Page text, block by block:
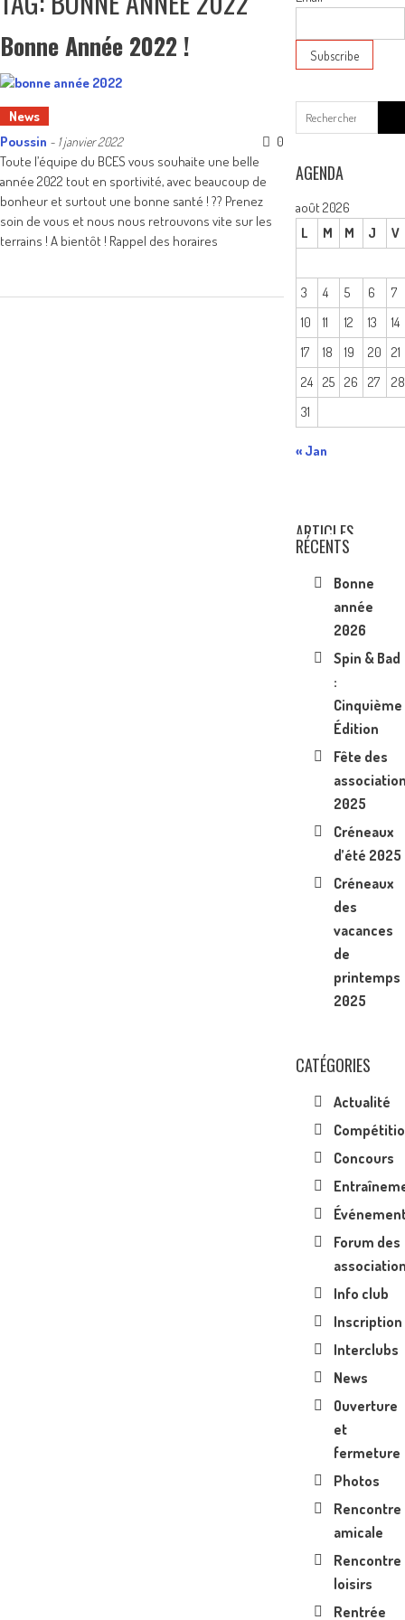
Bonne Année 2022 !
News
Poussin - 1 janvier 2022
0
Toute l’équipe du BCES vous souhaite une belle
année 2022 tout en sportivité, avec beaucoup de
bonheur et surtout une bonne santé ! ?? Prenez
soin de vous et nous nous retrouvons vite sur les
terrains ! A bientôt ! Rappel des horaires
for:
AGENDA
août 2026
L
M M J V
3 4 5 6
7
10
11 12 13
14
17
18 19 20
21
24 25 26 27
28
31
« Jan
ARTICLES
RÉCENTS
Bonne
année
2026
Spin & Bad
:
Cinquième
Édition
Fête des
2025
Créneaux
d’été 2025
Créneaux
des
vacances
de
printemps
2025
CATÉGORIES
Actualité
Concours
Forum des
Info club
Inscription
Interclubs
News
Ouverture
et
fermeture
Photos
Rencontre
amicale
Rencontre
loisirs
Rentrée